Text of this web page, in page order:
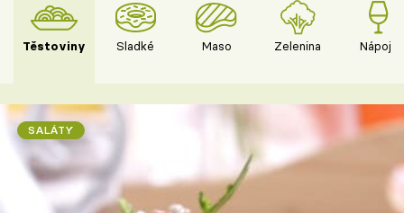
Těstoviny Sladké Maso Zelenina Nápoje
SALÁTY